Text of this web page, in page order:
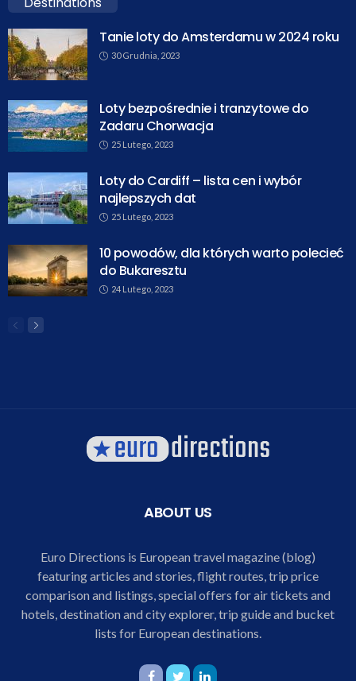
Tanie loty do Amsterdamu w 2024 roku
30 Grudnia, 2023
Loty bezpośrednie i tranzytowe do
Zadaru Chorwacja
25 Lutego, 2023
Loty do Cardiff – lista cen i wybór
najlepszych dat
25 Lutego, 2023
10 powodów, dla których warto polecieć
do Bukaresztu
24 Lutego, 2023
ABOUT US
Euro Directions is European travel magazine (blog)
featuring articles and stories, flight routes, trip price
comparison and listings, special offers for air tickets and
hotels, destination and city explorer, trip guide and bucket
lists for European destinations.